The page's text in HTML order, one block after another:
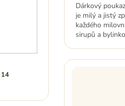
14
Dárkový
je milý a jistý
každého
sirupů a